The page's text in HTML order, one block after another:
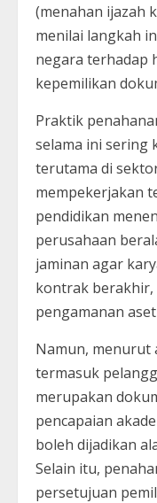
(menahan ijazah
menilai langkah
negara terhadap
kepemilikan
Praktik
selama ini sering
terutama di
mempekerjakan
pendidikan
perusahaan
jaminan agar
kontrak
pengamanan
Namun, menurut
termasuk
merupakan
pencapaian
boleh dijadikan
Selain itu,
persetujuan